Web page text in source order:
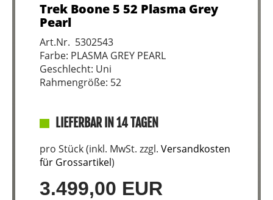
Trek Boone 5 52 Plasma Grey
Pearl
Art.Nr. 5302543
Farbe: PLASMA GREY PEARL
Geschlecht: Uni
Rahmengröße: 52
LIEFERBAR IN 14 TAGEN
pro Stück (inkl. MwSt. zzgl. Versandkosten
für Grossartikel)
3.499,00 EUR